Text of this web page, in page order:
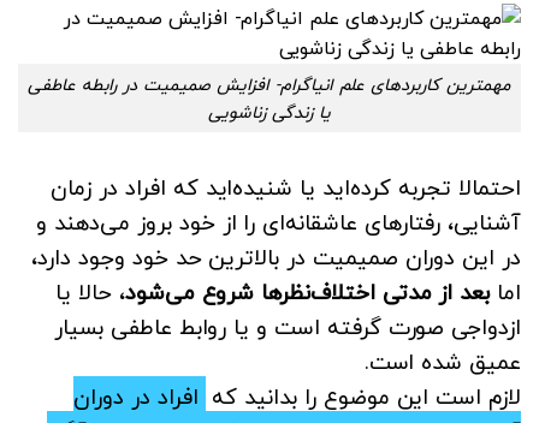
مهمترین کاربردهای علم انیاگرام- افزایش صمیمیت در رابطه عاطفی
یا زندگی زناشویی
احتمالا تجربه کرده‌اید یا شنیده‌اید که افراد در زمان
آشنایی، رفتارهای عاشقانه‌ای را از خود بروز می‌دهند و
در این دوران صمیمیت در بالاترین حد خود وجود دارد،
اما بعد از مدتی اختلاف‌نظرها شروع می‌شود، حالا یا
ازدواجی صورت گرفته است و یا روابط عاطفی بسیار
عمیق شده است.
لازم است این موضوع را بدانید که افراد در دوران